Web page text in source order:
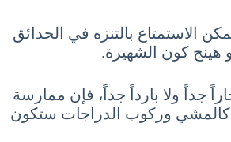
الاستمتاع بالتنزه في الحدائق
هينج كون الشهيرة.
جداً ولا بارداً جداً، فإن ممارسة
كالمشي وركوب الدراجات ستكون